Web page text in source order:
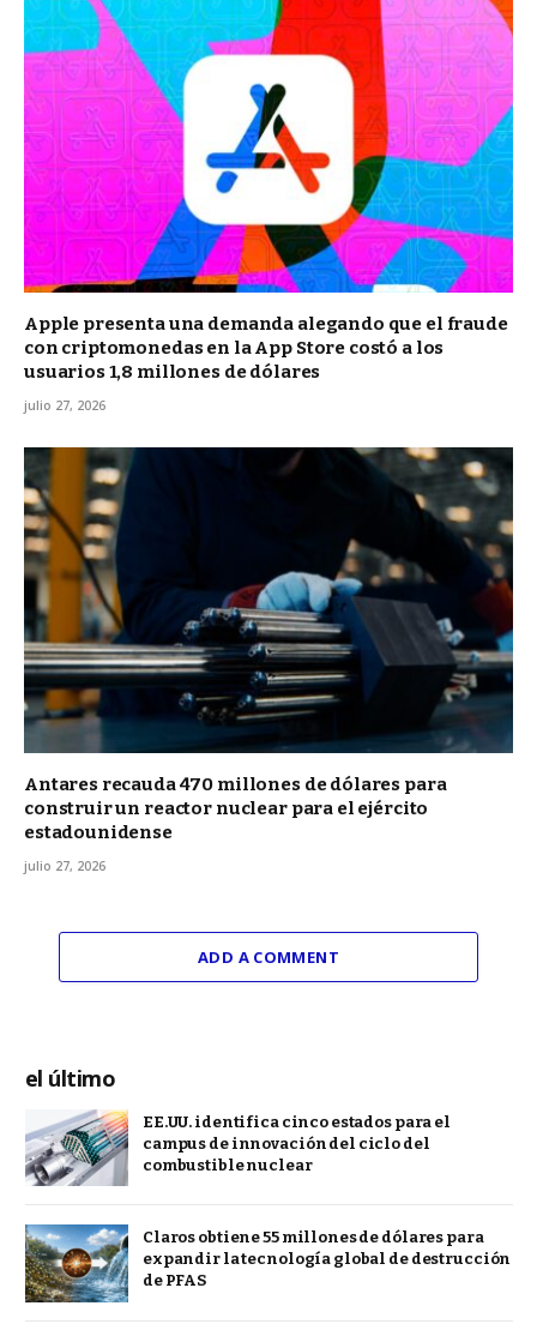
Apple presenta una demanda alegando que el fraude
con criptomonedas en la App Store costó a los
usuarios 1,8 millones de dólares
julio 27, 2026
Antares recauda 470 millones de dólares para
construir un reactor nuclear para el ejército
estadounidense
julio 27, 2026
ADD A COMMENT
el último
EE.UU. identifica cinco estados para el
campus de innovación del ciclo del
combustible nuclear
Claros obtiene 55 millones de dólares para
expandir la tecnología global de destrucción
de PFAS